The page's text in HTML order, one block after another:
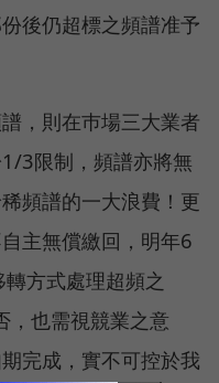
後仍超標之頻譜准予
，則在巿場三大業者
3限制，頻譜亦將無
頻譜的一大浪費！更
主無償繳回，明年6
方式處理超頻之
，也需視競業之意
完成，實不可控於我